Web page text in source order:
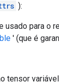
):
usado para o
' (que é
tensor